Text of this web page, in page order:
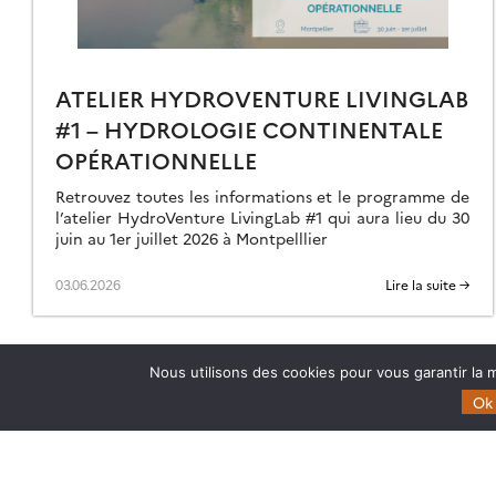
ATELIER HYDROVENTURE LIVINGLAB
#1 – HYDROLOGIE CONTINENTALE
OPÉRATIONNELLE
Retrouvez toutes les informations et le programme de
l’atelier HydroVenture LivingLab #1 qui aura lieu du 30
juin au 1er juillet 2026 à Montpelllier
03.06.2026 Lire la suite →
Nous utilisons des cookies pour vous garantir
Ok